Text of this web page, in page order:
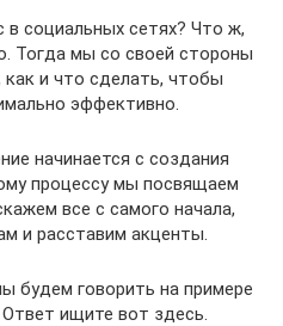
в социальных сетях? Что ж,
Тогда мы со своей стороны
и что сделать, чтобы
эффективно.
начинается с создания
процессу мы посвящаем
все с самого начала,
и расставим акценты.
будем говорить на примере
ищите вот здесь.